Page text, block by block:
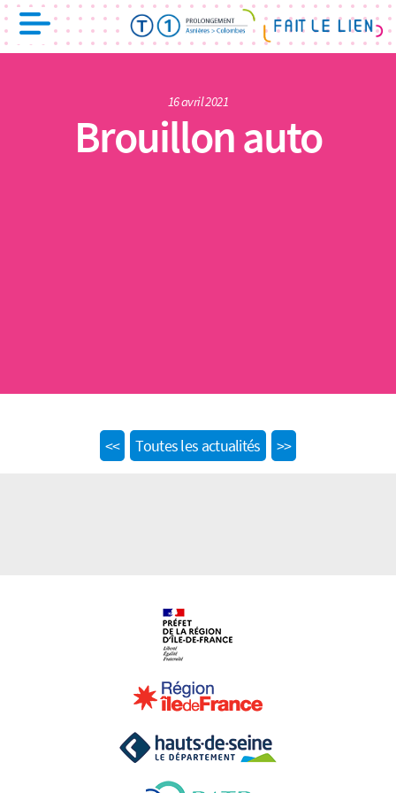
16 avril 2021
Brouillon auto
<<Previous
Toutes les actualités >>Next